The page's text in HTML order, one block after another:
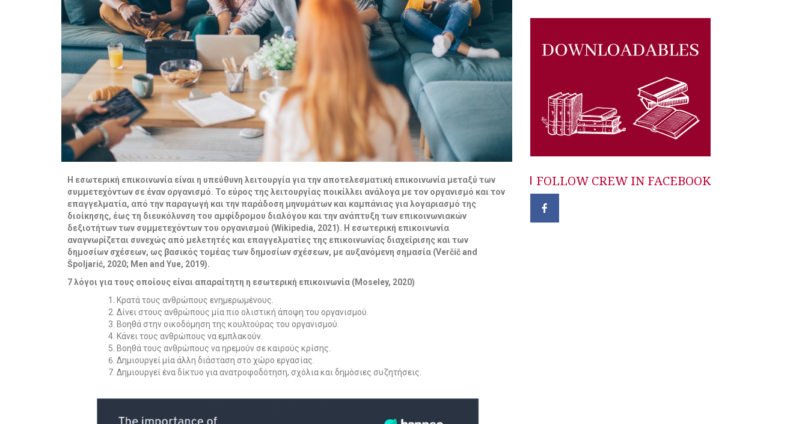
Η εσωτερική επικοινωνία είναι η υπεύθυνη λειτουργία για την αποτελεσματική επικοινωνία μεταξύ των
συμμετεχόντων σε έναν οργανισμό. Το εύρος της λειτουργίαςποικίλλει ανάλογα με τον οργανισμό και τον
επαγγελματία, από την παραγωγή και τηνπαράδοση μηνυμάτων και καμπάνιας για λογαριασμό της
διοίκησης, έως τη διευκόλυνση του αμφίδρομου διαλόγου και την ανάπτυξη των επικοινωνιακών
δεξιοτήτων των συμμετεχόντων του οργανισμού (Wikipedia, 2021). Η εσωτερική επικοινωνία
αναγνωρίζεται συνεχώς από μελετητές και επαγγελματίες της επικοινωνίας διαχείρισης και των
δημοσίων σχέσεων, ως βασικός τομέας των δημοσίων σχέσεων, με αυξανόμενη σημασία (Verčič and
Špoljarić, 2020; Men and Yue, 2019).
7 λόγοι για τους οποίους είναι απαραίτητη η εσωτερική επικοινωνία (Moseley, 2020)
Κρατά τους ανθρώπους ενημερωμένους.
Δίνει στους ανθρώπους μία πιο ολιστική άποψη του οργανισμού.
Βοηθά στην οικοδόμηση της κουλτούρας του οργανισμού.
Κάνει τους ανθρώπους να εμπλακούν.
Βοηθά τους ανθρώπους να ηρεμούν σε καιρούς κρίσης.
Δημιουργεί μία άλλη διάσταση στο χώρο εργασίας.
Δημιουργεί ένα δίκτυο για ανατροφοδότηση, σχόλια και δημόσιες συζητήσεις.
FOLLOW CREW IN FACEBOOK